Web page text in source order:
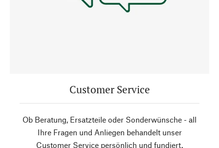
Customer Service
Ob Beratung, Ersatzteile oder Sonderwünsche - all
Ihre Fragen und Anliegen behandelt unser
Customer Service persönlich und fundiert.